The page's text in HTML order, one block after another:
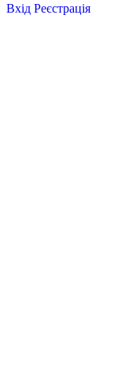
Вхід Реєстрація